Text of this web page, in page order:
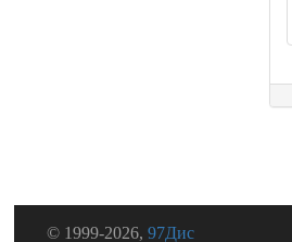
© 1999-2026,97Дис